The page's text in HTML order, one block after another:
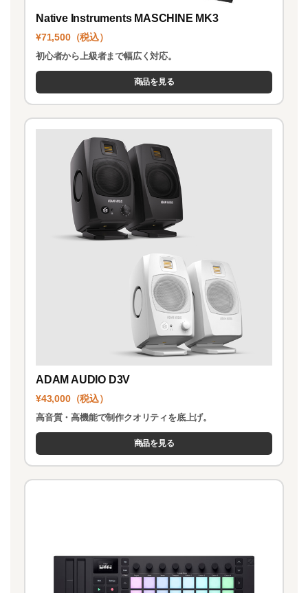
Native Instruments MASCHINE MK3
¥71,500（税込）
初心者から上級者まで幅広く対応。
商品を見る
ADAM AUDIO D3V
¥43,000（税込）
高音質・高機能で制作クオリティを底上げ。
商品を見る